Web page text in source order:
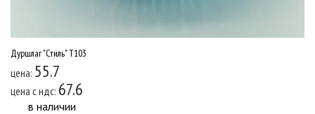
Дуршлаг "Стиль" Т103
цена: 55.7
цена c ндс: 67.6
в наличии